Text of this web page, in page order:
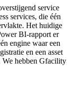
service
services, die één
Het huidige
BI-rapport er
engine waar een
en een asset
We hebben Gfacility